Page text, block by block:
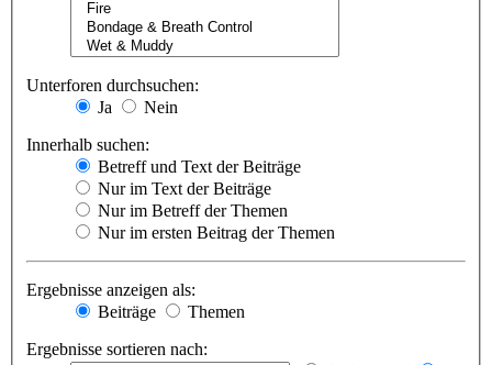
Unterforen durchsuchen:
Ja
Nein
Innerhalb suchen:
Betreff und Text der Beiträge
Nur im Text der Beiträge
Nur im Betreff der Themen
Nur im ersten Beitrag der Themen
Ergebnisse anzeigen als:
Beiträge
Themen
Ergebnisse sortieren nach: